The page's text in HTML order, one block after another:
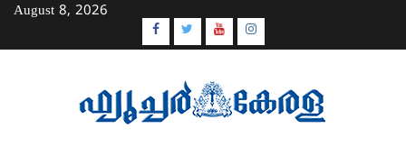
Skip
content
August 8, 2026
Facebook
TwitterYoutubeInstagram